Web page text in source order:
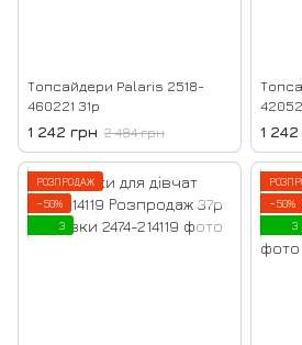
Топсайдери Palaris 2518-
460221 31р
1 242 грн 2 484 грн 1
РОЗПРОДАЖ
−50%
3
−50%
3